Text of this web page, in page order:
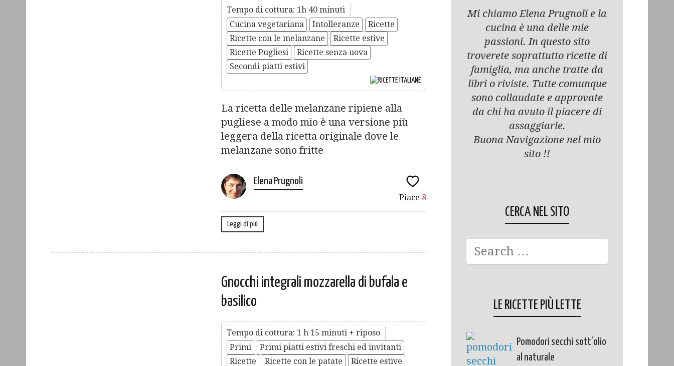
Tempo di cottura: 1h 40 minuti
Cucina vegetariana
Intolleranze
Ricette
Ricette con le melanzane
Ricette estive
Ricette Pugliesi
Ricette senza uova
Secondi piatti estivi
La ricetta delle melanzane ripiene alla
pugliese a modo mio è una versione più
leggera della ricetta originale dove le
melanzane sono fritte
Elena Prugnoli
Piace 8
Leggi di più
Gnocchi integrali mozzarella di bufala e
basilico
Tempo di cottura: 1 h 15 minuti + riposo
Primi
Primi piatti estivi freschi ed invitanti
Ricette
Ricette con le patate Ricette estive
Mi chiamo Elena Prugnoli e la
cucina è una delle mie
passioni. In questo sito
troverete soprattutto ricette di
famiglia, ma anche tratte da
libri o riviste. Tutte comunque
sono collaudate e approvate
da chi ha avuto il piacere di
assaggiarle.
Buona Navigazione nel mio
sito !!
CERCA NEL SITO
LE RICETTE PIÙ LETTE
Pomodori secchi sott’olio
al naturale